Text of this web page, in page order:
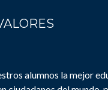
alumnos la mejor